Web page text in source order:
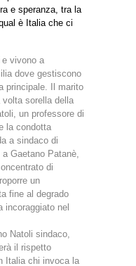
e speranza, tra la
è Italia che ci
e vivono a
dove gestiscono
principale. Il marito
sorella della
un professore di
la condotta
a sindaco di
Gaetano Patanè,
di
un
fine al degrado
incoraggiato nel
Natoli sindaco,
il rispetto
Italia chi invoca la